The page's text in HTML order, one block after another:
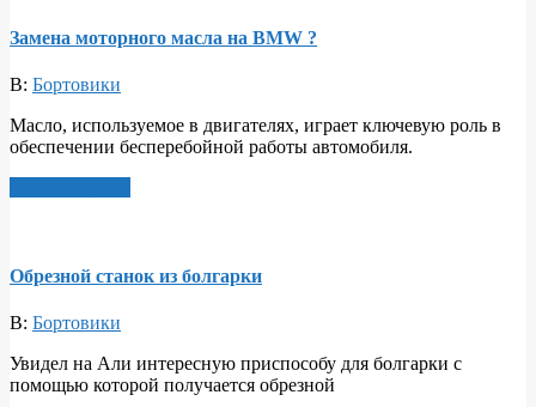
Замена моторного масла на BMW ?
В: Бортовики
Масло, используемое в двигателях, играет ключевую роль в
обеспечении бесперебойной работы автомобиля.
Обрезной станок из болгарки
В: Бортовики
Увидел на Али интересную приспособу для болгарки с
помощью которой получается обрезной